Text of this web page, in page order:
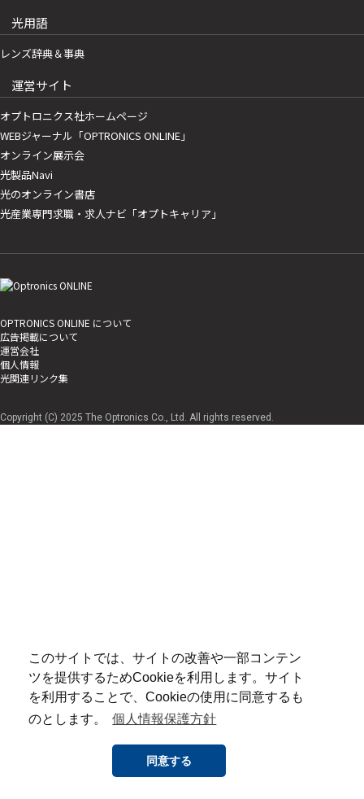
このサイトでは、サイトの改善や一部コンテン
ツを提供するためCookieを利用します。サイト
を利用することで、Cookieの使用に同意するも
のとします。
個人情報保護方針
同意する
光用語
レンズ辞典＆事典
運営サイト
オプトロニクス社ホームページ
WEBジャーナル「OPTRONICS ONLINE」
オンライン展示会
光製品Navi
光のオンライン書店
光産業専門求職・求人ナビ「オプトキャリア」
OPTRONICS ONLINE について
広告掲載について
運営会社
個人情報
光関連リンク集
Copyright (C) 2025 The Optronics Co., Ltd. All rights reserved.